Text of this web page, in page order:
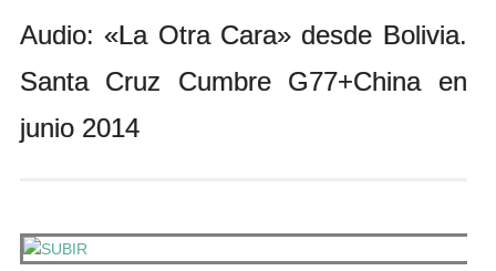
Andrés Vázquez de Sola
Audio: «La Otra Cara» desde Bolivia.
Santa Cruz Cumbre G77+China en
junio 2014